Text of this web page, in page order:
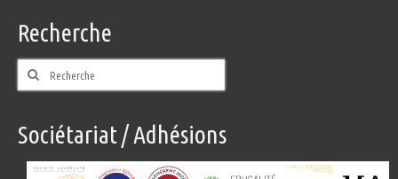
Recherche
Rechercher
Sociétariat / Adhésions